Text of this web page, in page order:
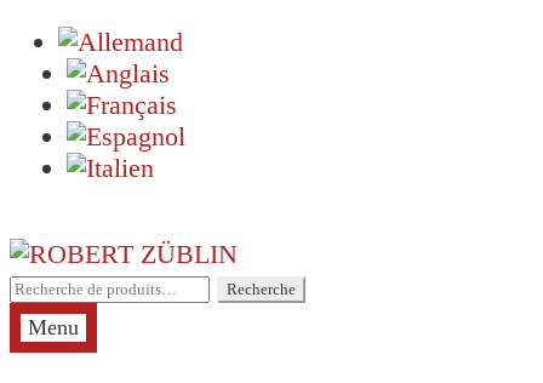
Aller
à
la
navigation
Aller
au
contenu
Recherche
pour :
Recherche
Menu